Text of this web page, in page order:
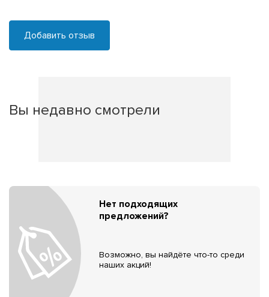
Добавить отзыв
Вы недавно смотрели
Нет подходящих
предложений?
Возможно, вы найдёте что-то среди
наших акций!